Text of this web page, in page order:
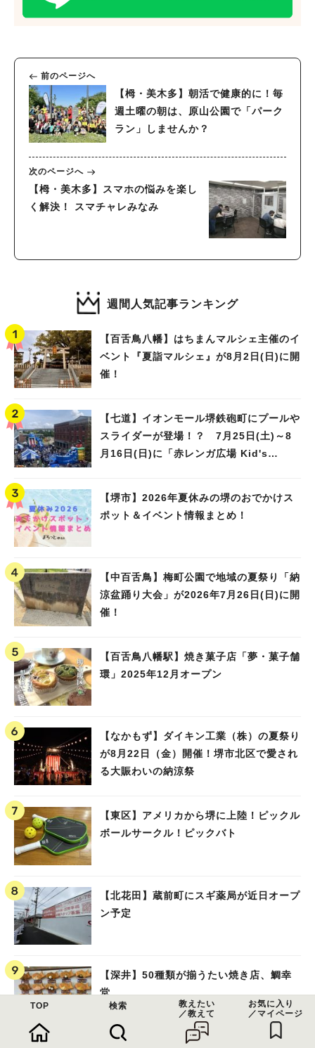
前のページへ
【栂・美木多】朝活で健康的に！毎
週土曜の朝は、原山公園で「パーク
ラン」しませんか？
次のページへ
【栂・美木多】スマホの悩みを楽し
く解決！ スマチャレみなみ
週間人気記事ランキング
【百舌鳥八幡】はちまんマルシェ主催のイ
ベント『夏詣マルシェ』が8月2日(日)に開
催！
【七道】イオンモール堺鉄砲町にプールや
スライダーが登場！？ 7月25日(土)～8
月16日(日)に「赤レンガ広場 Kid's
【堺市】2026年夏休みの堺のおでかけス
ポット＆イベント情報まとめ！
【中百舌鳥】梅町公園で地域の夏祭り「納
涼盆踊り大会」が2026年7月26日(日)に開
催！
【百舌鳥八幡駅】焼き菓子店「夢・菓子舗
環」2025年12月オープン
【なかもず】ダイキン工業（株）の夏祭り
が8月22日（金）開催！堺市北区で愛され
る大賑わいの納涼祭
【東区】アメリカから堺に上陸！ピックル
ボールサークル！ピックバト
【北花田】蔵前町にスギ薬局が近日オープ
ン予定
【深井】50種類が揃うたい焼き店、鯛幸
堂
TOP 検索
教えたい
／教えて
お気に入り
／マイページ